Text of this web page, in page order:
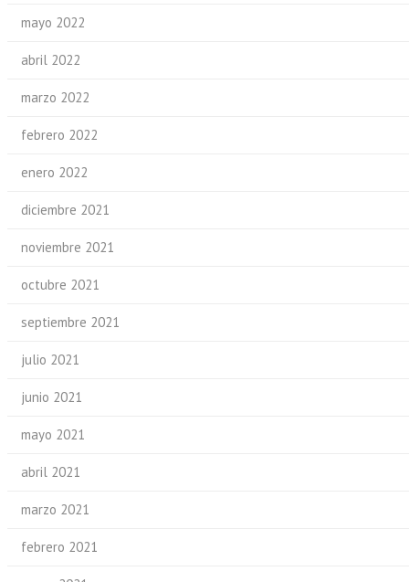
mayo 2022
abril 2022
marzo 2022
febrero 2022
enero 2022
diciembre 2021
noviembre 2021
octubre 2021
septiembre 2021
julio 2021
junio 2021
mayo 2021
abril 2021
marzo 2021
febrero 2021